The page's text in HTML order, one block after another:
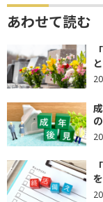
あわせて読む